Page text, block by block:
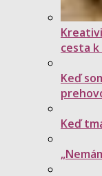
cesta k
Keď
Keď